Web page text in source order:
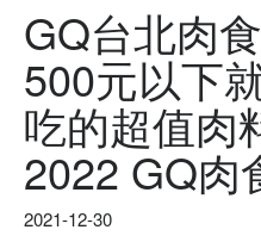
GQ台北肉
500元以下
吃的超值肉
2022 GQ肉
2021-12-30